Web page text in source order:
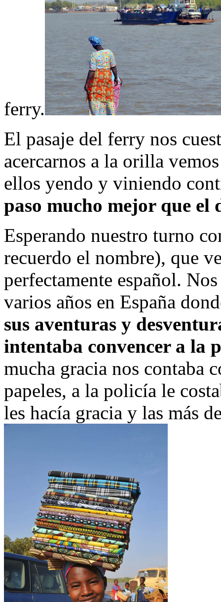
ferry.
El pasaje del ferry nos
acercarnos a la orilla
ellos yendo y viniendo
paso mucho mejor que
Esperando nuestro turno
recuerdo el nombre), que
perfectamente español.
varios años en España
sus aventuras y
intentaba convencer a la
mucha gracia nos contaba
papeles, a la policía le
les hacía gracia y las más